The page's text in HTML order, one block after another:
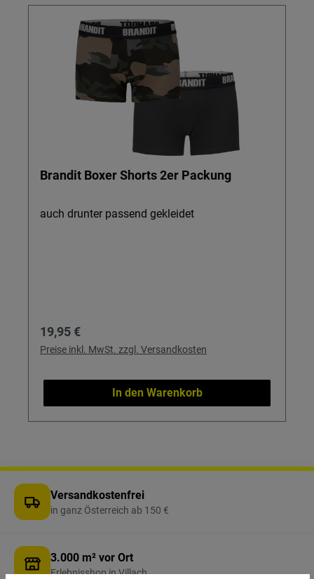
Brandit Boxer Shorts 2er Packung
auch drunter passend gekleidet
Regulärer Preis:
19,95 €
Preise inkl. MwSt. zzgl. Versandkosten
In den Warenkorb
Versandkostenfrei
in ganz Österreich ab 150 €
3.000 m² vor Ort
Erlebnisshop in Villach